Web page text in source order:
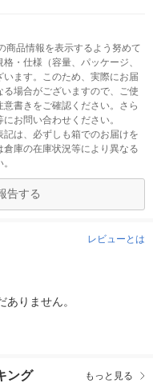
商品情報を表示するよう努めて
・仕様（容量、パッケージ、
ます。このため、実際にお届
場合がございますので、ご使
書きをご確認ください。さら
お問い合わせください。
は、必ずしも箱でのお届けを
庫の在庫状況等により異なる
告する
レビューとは
りません。
ング もっと見る